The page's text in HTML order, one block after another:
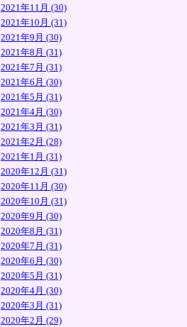
2021年11月 (30)
2021年10月 (31)
2021年9月 (30)
2021年8月 (31)
2021年7月 (31)
2021年6月 (30)
2021年5月 (31)
2021年4月 (30)
2021年3月 (31)
2021年2月 (28)
2021年1月 (31)
2020年12月 (31)
2020年11月 (30)
2020年10月 (31)
2020年9月 (30)
2020年8月 (31)
2020年7月 (31)
2020年6月 (30)
2020年5月 (31)
2020年4月 (30)
2020年3月 (31)
2020年2月 (29)